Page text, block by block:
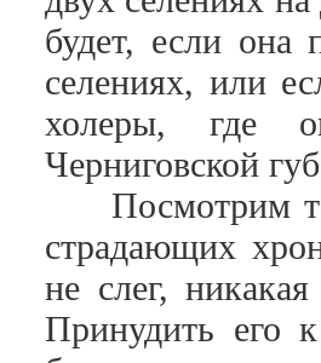
будет, если она
селениях, или
холеры, где
Черниговской
Посмотрим
страдающих
не слег,
Принудить его